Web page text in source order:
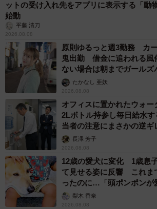
ットの受け入れ先をアプリに表示する「動
始動
平藤 清刀
2026.08.08
原則ゆるっと週3勤務 カ
鬼出勤 借金に追われる
ない場合は朝までガールズ
ストに取材】
たかなし 亜妖
2026.08.08
オフィスに置かれたウォ
2Lボトル持参し毎日給水
当者の注意にまさかの逆ギ
説】長澤 芳子
2026.08.08
12歳の愛犬に変化 1歳息
て見せる姿に反響 これま
ったのに…「頭ポンポンが
「尊…」
梨木 香奈
2026.08.08